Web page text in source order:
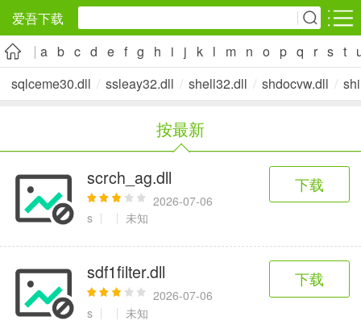
爱吾下载
安卓应用 安卓游戏
旅游出行
社交通讯
2千+款应用
影音播放
实用工具
2万+款应用
金融理财
2百+款应用
网上购物
资讯阅读
1万+款应用
学习办公
3万+款应用
生活服务
2万+款应用
a b c d e f g h i j k l m n o p q r s t
sqlceme30.dll / ssleay32.dll / shell32.dll / shdocvw.dll /
按最新
scrch_ag.dll
2026-07-06
s
未知
下载
sdf1filter.dll
2026-07-06
s
未知
下载